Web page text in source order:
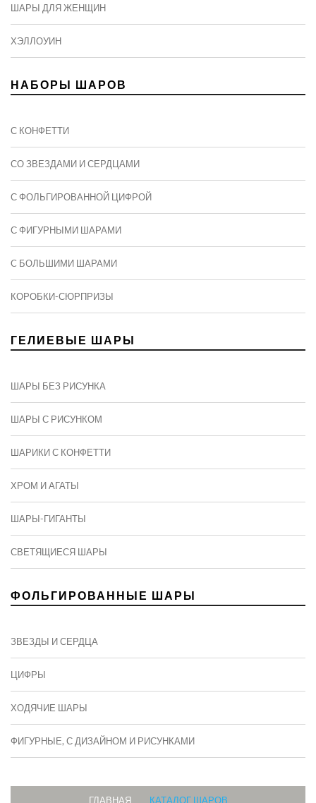
ШАРЫ ДЛЯ ЖЕНЩИН
ХЭЛЛОУИН
НАБОРЫ ШАРОВ
С КОНФЕТТИ
СО ЗВЕЗДАМИ И СЕРДЦАМИ
С ФОЛЬГИРОВАННОЙ ЦИФРОЙ
С ФИГУРНЫМИ ШАРАМИ
C БОЛЬШИМИ ШАРАМИ
КОРОБКИ-СЮРПРИЗЫ
ГЕЛИЕВЫЕ ШАРЫ
ШАРЫ БЕЗ РИСУНКА
ШАРЫ С РИСУНКОМ
ШАРИКИ С КОНФЕТТИ
ХРОМ И АГАТЫ
ШАРЫ-ГИГАНТЫ
СВЕТЯЩИЕСЯ ШАРЫ
ФОЛЬГИРОВАННЫЕ ШАРЫ
ЗВЕЗДЫ И СЕРДЦА
ЦИФРЫ
ХОДЯЧИЕ ШАРЫ
ФИГУРНЫЕ, С ДИЗАЙНОМ И РИСУНКАМИ
ГЛАВНАЯ КАТАЛОГ ШАРОВ